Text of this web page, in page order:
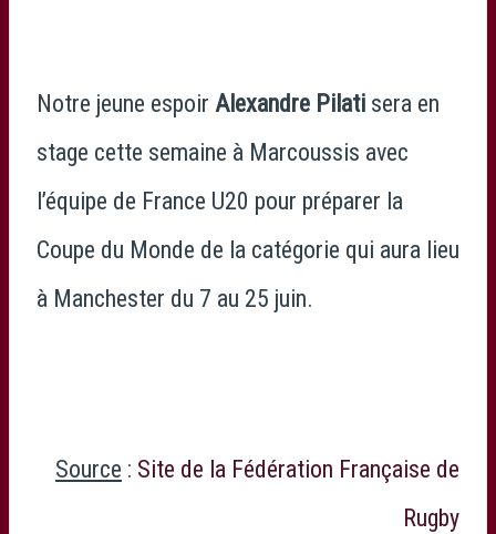
Notre jeune espoir Alexandre Pilati sera en
stage cette semaine à Marcoussis avec
l’équipe de France U20 pour préparer la
Coupe du Monde de la catégorie qui aura lieu
à Manchester du 7 au 25 juin.
Source : Site de la Fédération Française de
Rugby